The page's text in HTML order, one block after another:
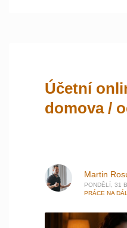
Účetní
domova /
Martin
PONDĚLÍ, 31
PRÁCE NA